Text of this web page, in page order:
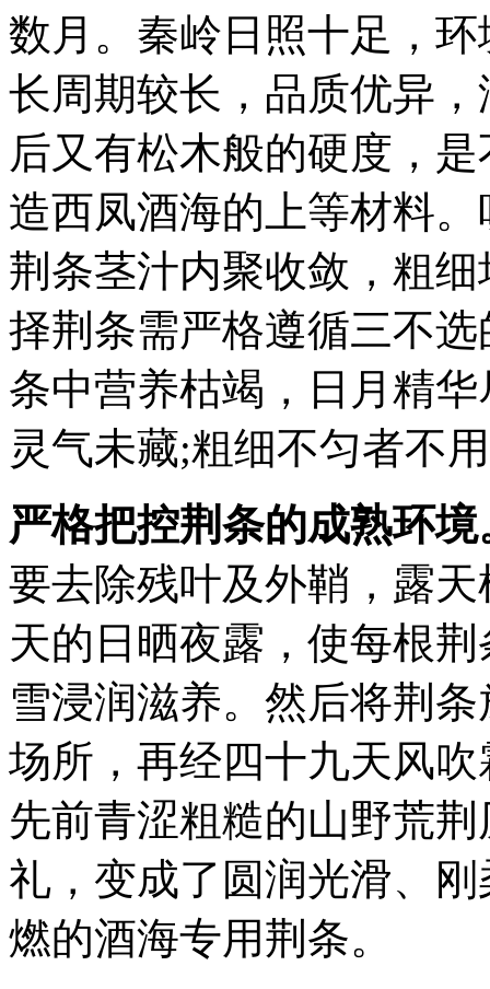
数月。秦岭日照十足，
长周期较长，品质优异
后又有松木般的硬度，
造西凤酒海的上等材料
荆条茎汁内聚收敛，粗
择荆条需严格遵循三不
条中营养枯竭，日月精
灵气未藏;粗细不匀者不
严格把控荆条的成熟环境
要去除残叶及外鞘，露
天的日晒夜露，使每根
雪浸润滋养。然后将荆
场所，再经四十九天风
先前青涩粗糙的山野荒
礼，变成了圆润光滑、
燃的酒海专用荆条。